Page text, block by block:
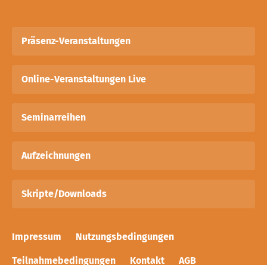
Präsenz-Veranstaltungen
Online-Veranstaltungen Live
Seminarreihen
Aufzeichnungen
Skripte/Downloads
Impressum Nutzungsbedingungen
Teilnahmebedingungen Kontakt AGB